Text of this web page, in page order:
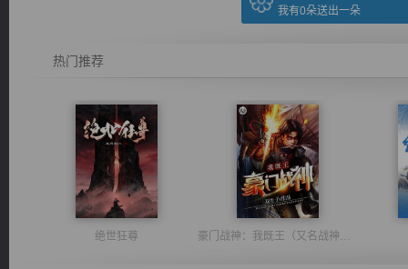
我有0朵送出一朵
热门推荐
绝世狂尊 豪门战神：我既王（又名战神归来不败神婿修罗战神）